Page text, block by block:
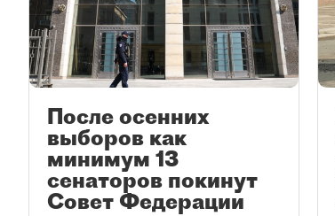
После осенних
выборов как
минимум 13
сенаторов покинут
Совет Федерации